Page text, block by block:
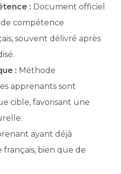
: Document officiel
compétence
souvent délivré après
: Méthode
apprenants sont
cible, favorisant une
ayant déjà
bien que de